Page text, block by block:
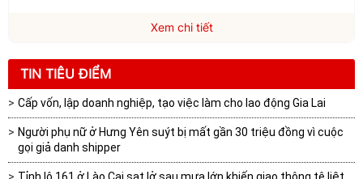
Xem chi tiết
TIN TIÊU ĐIỂM
Cấp vốn, lập doanh nghiệp, tạo việc làm cho lao động Gia Lai
Người phụ nữ ở Hưng Yên suýt bị mất gần 30 triệu đồng vì cuộc
gọi giả danh shipper